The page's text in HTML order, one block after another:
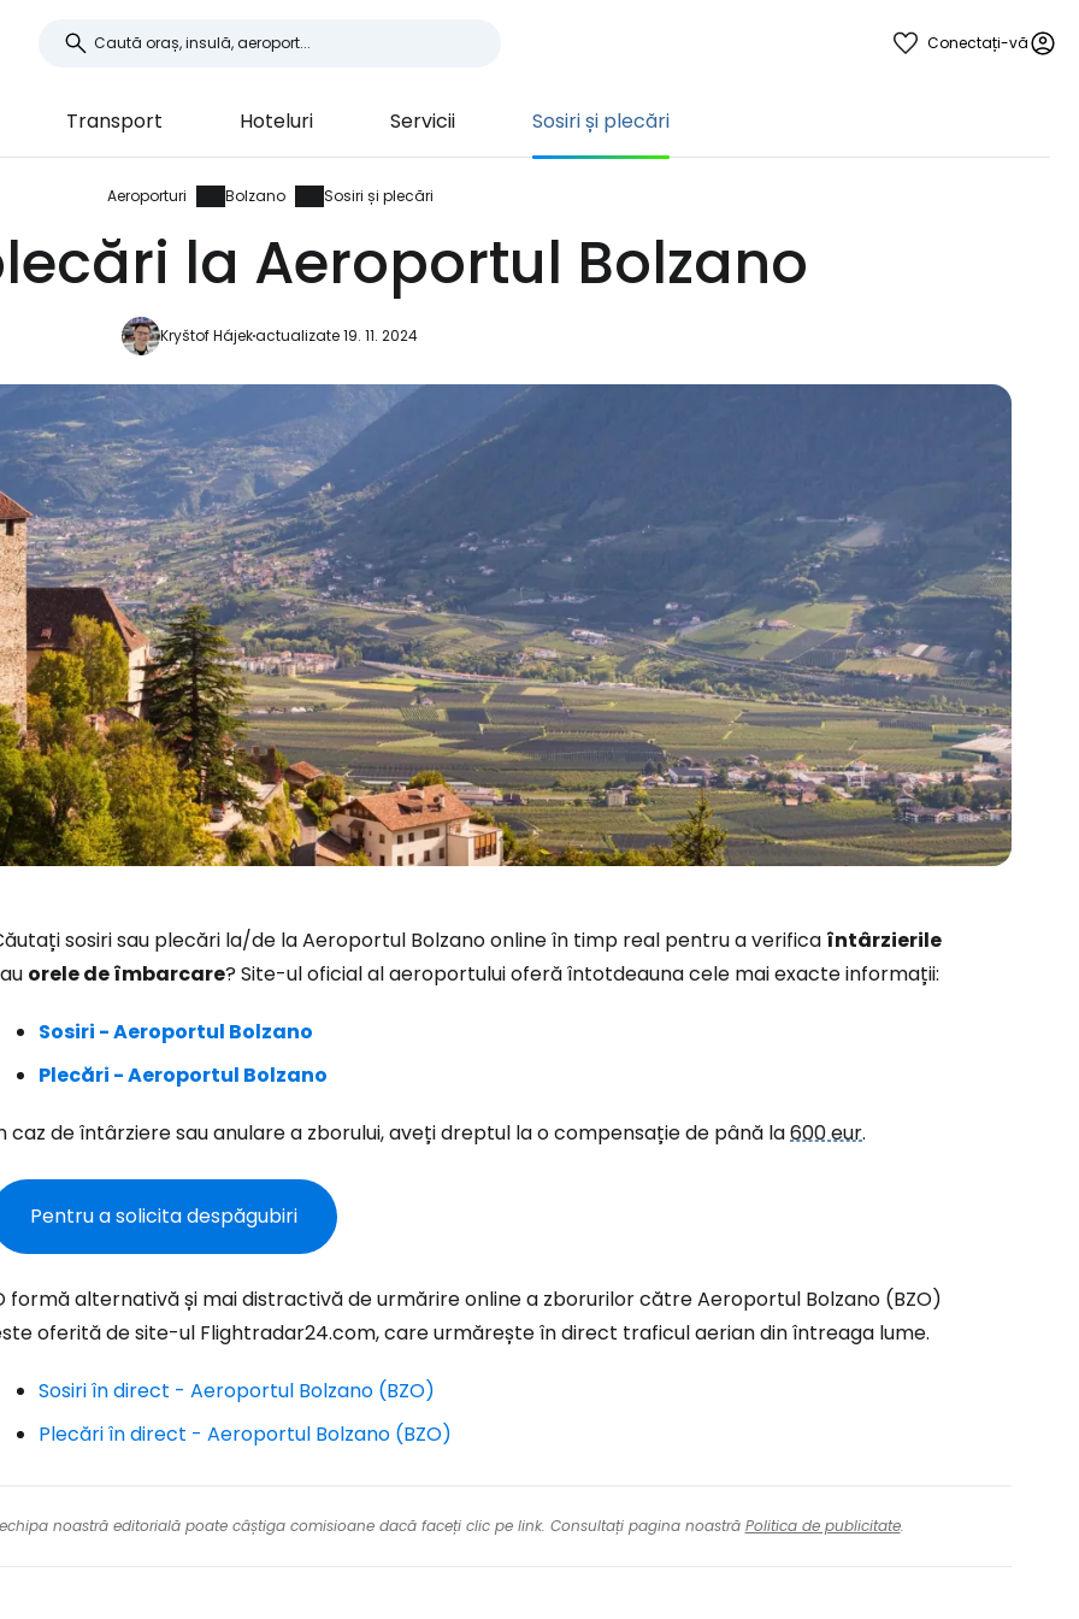
Conectați-vă
Transport Hoteluri Servicii Sosiri și plecări
Aeroporturi Bolzano Sosiri și plecări
la Aeroportul Bolzano
Kryštof Hájekactualizate 19. 11. 2024
sosiri sau plecări la/de la Aeroportul Bolzano online în timp real pentru a verifica întârzierile
orele de îmbarcare? Site-ul oficial al aeroportului oferă întotdeauna cele mai exacte informații:
Sosiri - Aeroportul Bolzano
Plecări - Aeroportul Bolzano
caz de întârziere sau anulare a zborului, aveți dreptul la o compensație de până la600 eur.
Pentru a solicita despăgubiri
formă alternativă și mai distractivă de urmărire online a zborurilor către Aeroportul Bolzano (BZO)
oferită de site-ul Flightradar24.com, care urmărește în direct traficul aerian din întreaga lume.
Sosiri în direct - Aeroportul Bolzano (BZO)
Plecări în direct - Aeroportul Bolzano (BZO)
noastră editorială poate câștiga comisioane dacă faceți clic pe link. Consultați pagina noastră Politica de publicitate.
Conectați-vă la Cestee
... comunitatea mondială a călătorilor